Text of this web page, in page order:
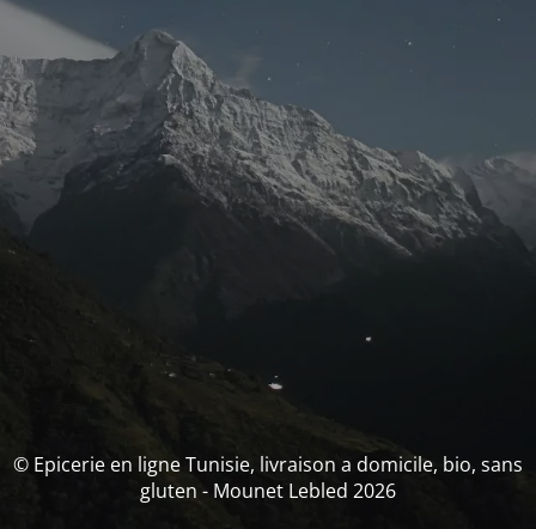
© Epicerie en ligne Tunisie, livraison a domicile, bio, sans
gluten - Mounet Lebled 2026